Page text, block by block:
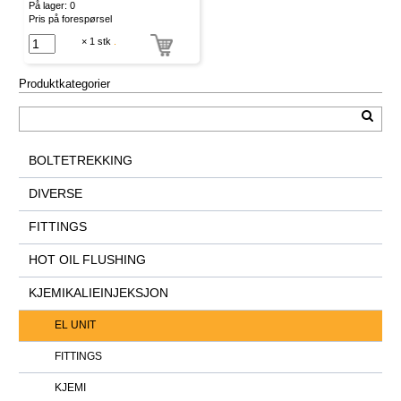
På lager: 0
Pris på forespørsel
× 1 stk
Produktkategorier
BOLTETREKKING
DIVERSE
FITTINGS
HOT OIL FLUSHING
KJEMIKALIEINJEKSJON
EL UNIT
FITTINGS
KJEMI